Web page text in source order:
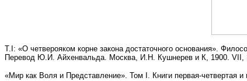
Т.I: «О четверояком корне закона достаточного основания».
Перевод Ю.И. Айхенвальда. Москва, И.Н. Кушнерев и К, 1900. VII,
«Мир как Воля и Представление». Том I. Книги первая-